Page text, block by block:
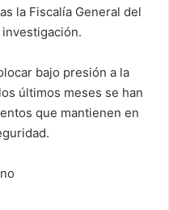
la Fiscalía General del
bajo presión a la
últimos meses se han
que mantienen en